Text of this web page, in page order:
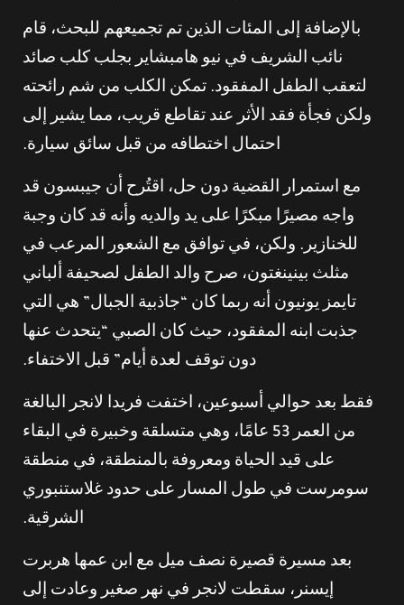
بالإضافة إلى المئات الذين تم تجميعهم للبحث، قام
نائب الشريف في نيو هامبشاير بجلب كلب صائد
لتعقب الطفل المفقود. تمكن الكلب من شم رائحته
ولكن فجأة فقد الأثر عند تقاطع قريب، مما يشير إلى
احتمال اختطافه من قبل سائق سيارة.
مع استمرار القضية دون حل، اقتُرح أن جيبسون قد
واجه مصيرًا مبكرًا على يد والديه وأنه قد كان وجبة
للخنازير. ولكن، في توافق مع الشعور المرعب في
مثلث بينينغتون، صرح والد الطفل لصحيفة ألباني
تايمز يونيون أنه ربما كان “جاذبية الجبال” هي التي
جذبت ابنه المفقود، حيث كان الصبي “يتحدث عنها
دون توقف لعدة أيام” قبل الاختفاء.
فقط بعد حوالي أسبوعين، اختفت فريدا لانجر البالغة
من العمر 53 عامًا، وهي متسلقة وخبيرة في البقاء
على قيد الحياة ومعروفة بالمنطقة، في منطقة
سومرست في طول المسار على حدود غلاستنبوري
الشرقية.
بعد مسيرة قصيرة نصف ميل مع ابن عمها هربرت
إيسنر، سقطت لانجر في نهر صغير وعادت إلى